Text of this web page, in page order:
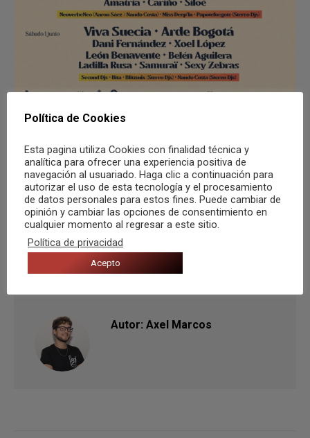
Compartir
Categorías: Agenda Agenda de festivales Destacado
Noticias
PorAxel Marcos 22 abril, 2024
Etiquetas: Alicante
Autor: Axel Marcos
Política de Cookies
Esta pagina utiliza Cookies con finalidad técnica y
analítica para ofrecer una experiencia positiva de
navegación al usuariado. Haga clic a continuación para
autorizar el uso de esta tecnología y el procesamiento
de datos personales para estos fines. Puede cambiar de
opinión y cambiar las opciones de consentimiento en
cualquier momento al regresar a este sitio.
Política de privacidad
Acepto